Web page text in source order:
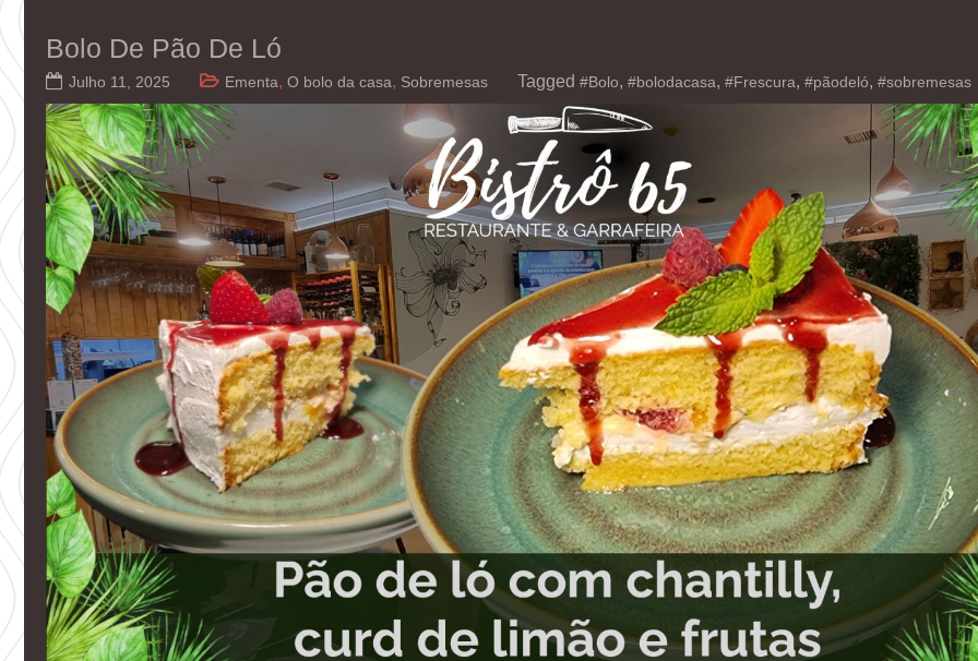
Bolo De Pão De Ló
Julho 11, 2025 Ementa, O bolo da casa, Sobremesas Tagged #Bolo, #bolodacasa, #Frescura, #pãodeló, #sobremesas